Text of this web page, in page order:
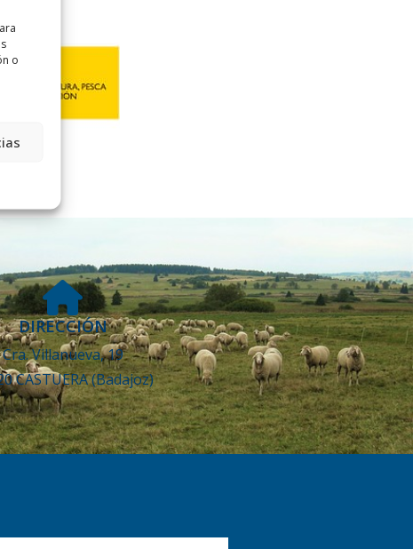
o
DIRECCIÓN
Cra. Villanueva, 19
CASTUERA (Badajoz)